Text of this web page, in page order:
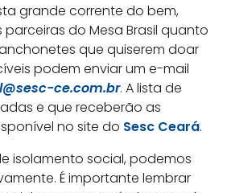
grande corrente do bem,
do Mesa Brasil quanto
que quiserem doar
podem enviar um e-mail
ce.com.br. A lista de
e que receberão as
no site do Sesc Ceará.
isolamento social, podemos
É importante lembrar